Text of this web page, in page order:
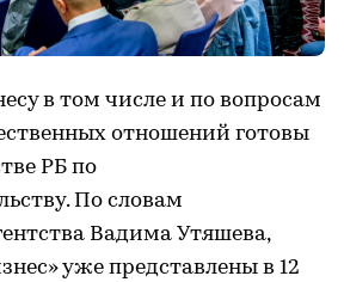
в том числе и по вопросам
отношений готовы
РБ по
По словам
Вадима Утяшева,
уже представлены в 12